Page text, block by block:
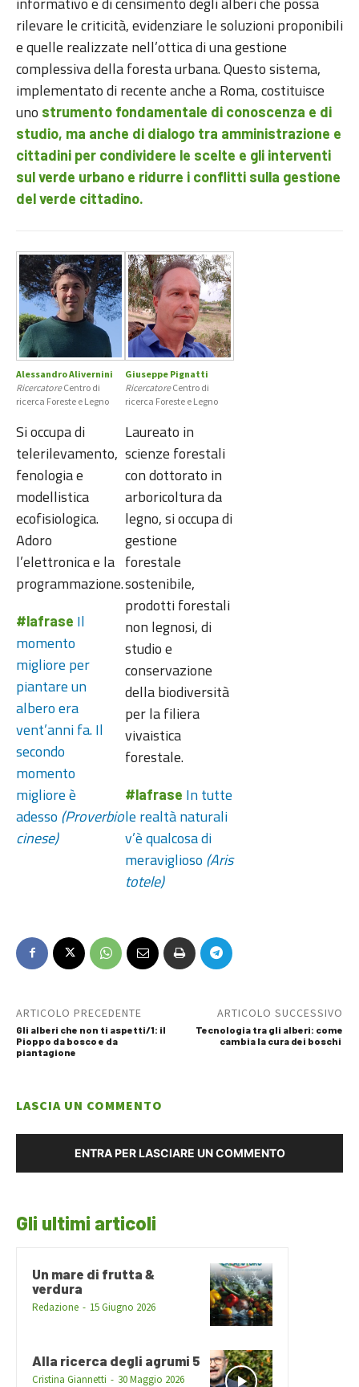
rilevare le criticità, evidenziare le soluzioni proponibili
e quelle realizzate nell’ottica di una gestione
complessiva della foresta urbana. Questo sistema,
implementato di recente anche a Roma, costituisce
uno strumento fondamentale di conoscenza e di
studio, ma anche di dialogo tra amministrazione e
cittadini per condividere le scelte e gli interventi
sul verde urbano e ridurre i conflitti sulla gestione
del verde cittadino.
Alessandro Alivernini
RicercatoreCentro di
ricerca Foreste e Legno
Si occupa di
telerilevamento,
fenologia e
modellistica
ecofisiologica.
Adoro
l’elettronica e la
programmazione.
#lafrase Il
momento
migliore per
piantare un
albero era
vent’anni fa. Il
secondo
momento
migliore è
adesso (Proverbio
cinese)
Giuseppe Pignatti
RicercatoreCentro di
ricerca Foreste e Legno
Laureato in
scienze forestali
con dottorato in
arboricoltura da
legno, si occupa di
gestione
forestale
sostenibile,
prodotti forestali
non legnosi, di
studio e
conservazione
della biodiversità
per la filiera
vivaistica
forestale.
#lafrase In tutte
le realtà naturali
v’è qualcosa di
meraviglioso (Aris
totele)
ARTICOLO PRECEDENTE
Gli alberi che non ti aspetti/1: il
Pioppo da bosco e da
piantagione
ARTICOLO SUCCESSIVO
Tecnologia tra gli alberi: come
cambia la cura dei boschi
LASCIA UN COMMENTO
ENTRA PER LASCIARE UN COMMENTO
Gli ultimi articoli
Un mare di frutta &
verdura
Redazione - 15 Giugno 2026
Alla ricerca degli agrumi 5
Cristina Giannetti - 30 Maggio 2026